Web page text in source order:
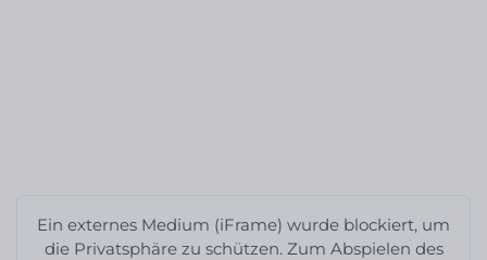
Ein externes Medium (iFrame) wurde blockiert, um
die Privatsphäre zu schützen. Zum Abspielen des